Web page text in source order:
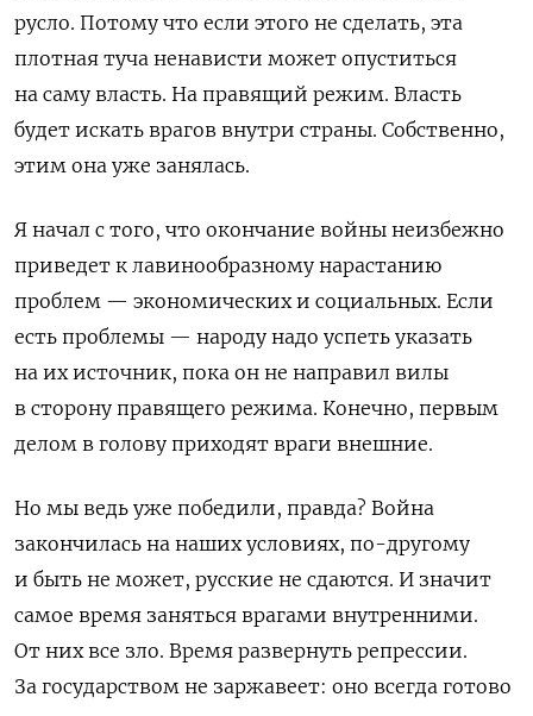
русло. Потому что если этого не сделать, эта
плотная туча ненависти может опуститься
на саму власть. На правящий режим. Власть
будет искать врагов внутри страны. Собственно,
этим она уже занялась.
Я начал с того, что окончание войны неизбежно
приведет к лавинообразному нарастанию
проблем — экономических и социальных. Если
есть проблемы — народу надо успеть указать
на их источник, пока он не направил вилы
в сторону правящего режима. Конечно, первым
делом в голову приходят враги внешние.
Но мы ведь уже победили, правда? Война
закончилась на наших условиях, по-другому
и быть не может, русские не сдаются. И значит
самое время заняться врагами внутренними.
От них все зло. Время развернуть репрессии.
За государством не заржавеет: оно всегда готово